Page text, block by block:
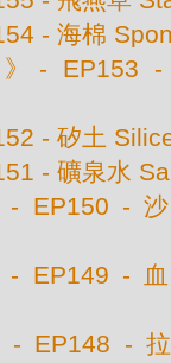
- 海棉
- EP153
- 矽土
- 礦泉水
EP150 -
EP149 -
EP148 -